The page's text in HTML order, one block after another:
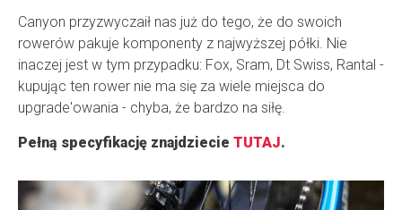
Canyon przyzwyczaił nas już do tego, że do swoich
rowerów pakuje komponenty z najwyższej półki. Nie
inaczej jest w tym przypadku: Fox, Sram, Dt Swiss, Rantal -
kupując ten rower nie ma się za wiele miejsca do
upgrade'owania - chyba, że bardzo na siłę.
Pełną specyfikację znajdziecie TUTAJ.